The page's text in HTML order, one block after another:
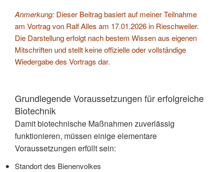
Anmerkung: Dieser Beitrag basiert auf meiner Teilnahme
am Vortrag von Ralf Alles am 17.01.2026 in Rieschweiler.
Die Darstellung erfolgt nach bestem Wissen aus eigenen
Mitschriften und stellt keine offizielle oder vollständige
Wiedergabe des Vortrags dar.
Grundlegende Voraussetzungen für erfolgreiche
Biotechnik
Damit biotechnische Maßnahmen zuverlässig
funktionieren, müssen einige elementare
Voraussetzungen erfüllt sein:
Standort des Bienenvolkes